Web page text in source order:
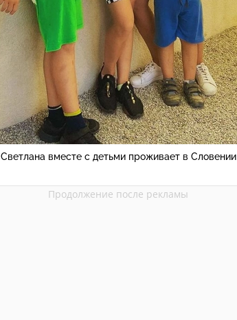
Светлана вместе с детьми проживает в Словении